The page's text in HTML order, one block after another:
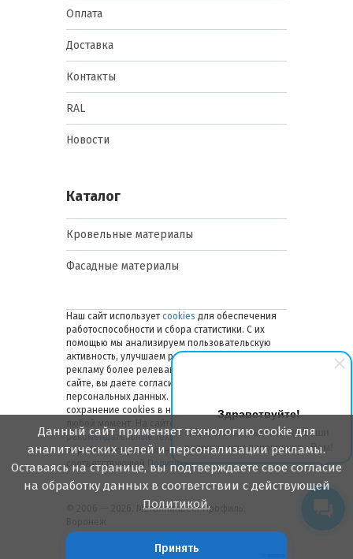
Здравствуйте!
Мы готовы ответить на Ваши
вопросы или перезвонить Вам!
Оплата
Доставка
Контакты
RAL
Новости
Каталог
Кровельные материалы
Фасадные материалы
Наш сайт использует cookies для обеспечения
работоспособности и сбора статистики. С их
помощью мы анализируем пользовательскую
активность, улучшаем работу сайта и делаем
рекламу более релевантной. Оставаясь на
сайте, вы даете согласие на обработку ваших
персональных данных. Вы можете отключить
сохранение cookies в настройках браузера в
любой момент. На сайте также применяются
рекомендательные технологии. Подробнее об
обработке персональных данных — в
соответствующей
Политике.
© 2006 — 2026. Металлинвест Профиль.
Данный сайт применяет технологию cookie для
аналитических целей и персонализации рекламы.
Оставаясь на странице, вы подтверждаете свое согласие
на обработку данных в соответствии с действующей
Политикой.
Принять